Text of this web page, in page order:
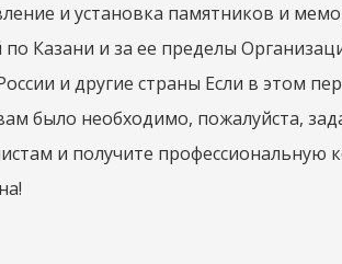
и установка памятников и
по Казани и за ее пределы
и другие страны Если в этом
было необходимо, пожалуйста,
и получите профессиональную